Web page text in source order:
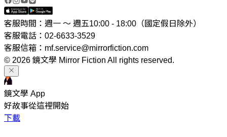
客服時間：週一 ～ 週五10:00 - 18:00（國定假日除外）
客服電話：02-6633-3529
客服信箱：mf.service@mirrorfiction.com
© 2026 鏡文學 Mirror Fiction All rights reserved.
鏡文學 App
好故事從這裡開始
下載